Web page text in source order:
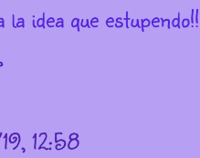
la idea que
12:58